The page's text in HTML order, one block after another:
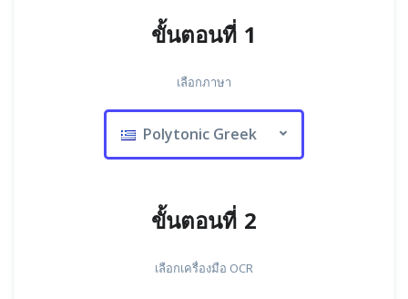
ขั้นตอนที่ 1
เลือกภาษา
Polytonic Greek
ขั้นตอนที่ 2
เลือกเครื่องมือ OCR